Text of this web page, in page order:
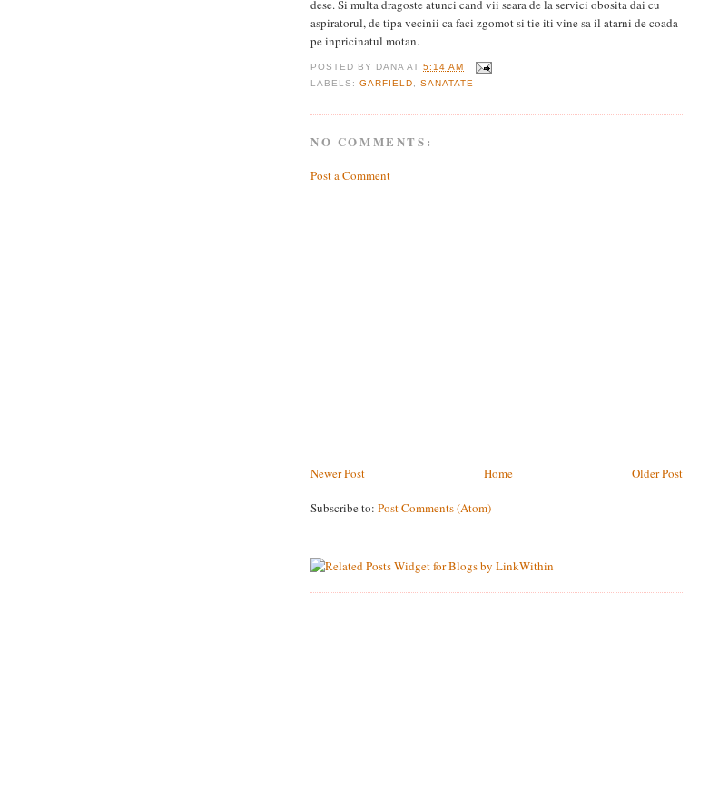
dese. Si multa dragoste atunci cand vii seara de la servici obosita dai cu
aspiratorul, de tipa vecinii ca faci zgomot si tie iti vine sa il atarni de coada
pe inpricinatul motan.
POSTED BY DANA AT5:14 AM
LABELS:GARFIELD,SANATATE
NO COMMENTS:
Post a Comment
Newer Post Older Post
Home
Subscribe to: Post Comments (Atom)